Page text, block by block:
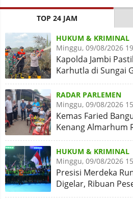
TOP 24 JAM
HUKUM & KRIMINAL
Minggu, 09/08/2026
Kapolda Jambi
Karhutla di Sungai
Sinergi Diperkuat
RADAR PARLEMEN
Minggu, 09/08/2026
Kemas Faried
Kenang Almarhum
Simpang Rimbo
HUKUM & KRIMINAL
Minggu, 09/08/2026
Presisi Merdeka
Digelar, Ribuan
Nasional